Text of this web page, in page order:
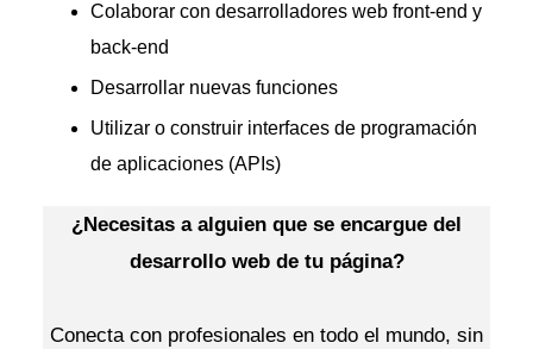
Colaborar con desarrolladores web front-end y
back-end
Desarrollar nuevas funciones
Utilizar o construir interfaces de programación
de aplicaciones (APIs)
¿Necesitas a alguien que se encargue del
desarrollo web de tu página?
Conecta con profesionales en todo el mundo, sin